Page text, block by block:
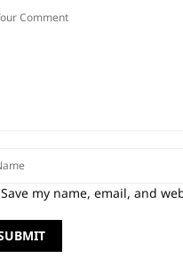
Save my name, email, and